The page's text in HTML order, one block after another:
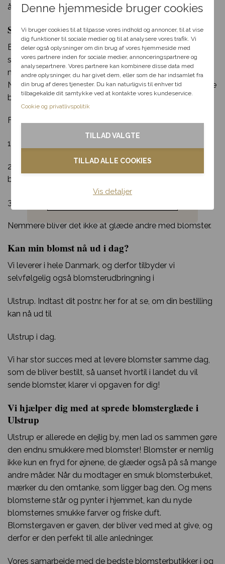
Denne hjemmeside bruger cookies
Vi bruger cookies til at tilpasse vores indhold og annoncer, til at vise
dig funktioner til sociale medier og til at analysere vores trafik. Vi
deler også oplysninger om din brug af vores hjemmeside med
vores partnere inden for sociale medier, annonceringspartnere og
analysepartnere. Vores partnere kan kombinere disse data med
andre oplysninger, du har givet dem, eller som de har indsamlet fra
din brug af deres tjenester. Du kan naturligvis til enhver tid
tilbagekalde dit samtykke ved at kontakte vores kundeservice.
Cookie og privatlivspolitik
TILLAD ALLE COOKIES
TILLAD VALGTE
Vis detaljer
åbningstid.
Send blomster til Ulstrup – levering samme dag
Bloomit gør blomsterudbringning i Ulstrup lige så let
som en leg. Alt du skal gøre, er at klikke et par gange
med musen og indtaste de nødvendige informationer.
Når du har gjort det, kan vi klargøre og sende din smukke
blomsterlevering til en heldig i Ulstrup!
For at lægge en bestilling skal du:
1. Fortælle os hvilken buket din modtager skal have
2. Fortælle os hvor og hvornår din modtager skal have
buketten
3. Afgive din bestilling
Nemmere bliver det ikke at glæde andre med blomster.
Kan min blomst nå ud i dag?
Vi leverer i hele Danmark, og derfor tilbyder vi
selvfølgelig også blomsterudbringning i
Ulstrup. Indtast dit postnr. her for at se, om din bestilling
kan nå ud til
Ulstrup i dag.
Vi har stor succes med at levere blomster samme dag,
som de bliver bestilt, så uanset hvortil i landet du vil
sende blomster, klarer vi opgaven for dig!
Vi hjælper dig med at sprede blomsterglæde i
Ulstrup
Ulstrup er allerede en dejlig by, men lad os sammen gøre
den endnu smukkere med blomster! Blomster er nemlig
ikke kun en fryd for øjnene, de glæder også på så mange
andre måder. Når du modtager en smuk blomsterbuket,
mærker du den omtanke, som ligger bag den. Og mens
blomsterne står og pynter i hjemmet, kan du nyde
blomsternes smukke farver og friske duft.
Blomstergaven er gaven, der bliver ved med at give, og
derfor er den perfekt til alle anledninger.
Vores samarbejde med de bedste blomsterbutikker i og
passer til dig, så hjælper vi
dig videre med at finde den
perfekte rabat til dit svar.
Fødselsdag
Kondolence
Blomster til hjemmet